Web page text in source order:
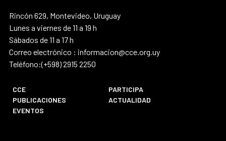
Rincón 629, Montevideo, Uruguay
Lunes a viernes de 11 a 19 h
Sábados de 11 a 17 h
Correo electrónico : informacion@cce.org.uy
Teléfono:(+598) 2915 2250
CCE
PARTICIPA
PUBLICACIONES
ACTUALIDAD
EVENTOS